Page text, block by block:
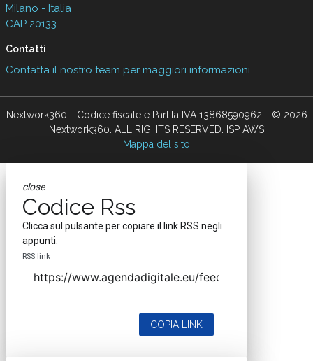
Milano - Italia
CAP 20133
Contatti
Contatta il nostro team per maggiori informazioni
Nextwork360 - Codice fiscale e Partita IVA 13868590962 - © 2026
Nextwork360. ALL RIGHTS RESERVED. ISP AWS
Mappa del sito
close
Codice Rss
Clicca sul pulsante per copiare il link RSS negli
appunti.
RSS link
COPIA LINK